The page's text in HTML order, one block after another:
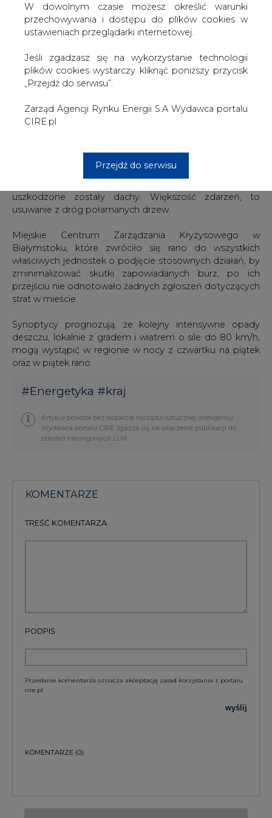
W dowolnym czasie możesz określić warunki
przechowywania i dostępu do plików cookies w
ustawieniach przeglądarki internetowej.
Jeśli zgadzasz się na wykorzystanie technologii
plików cookies wystarczy kliknąć poniższy przycisk
„Przejdź do serwisu”.
Zarząd Agencji Rynku Energii S.A Wydawca portalu
CIRE.pl
Przejdź do serwisu
Wyłączenia dotyczą głównie powiatów: sokólskiego,
białostockiego, bielskiego, wysokomazowieckiego i
informowali już wcześniej energetycy - były połamane
słupy energetyczne oraz drzewa powalone na linie
energetyczne.
Energetycy pracują w terenie. Kosicka powiedziała, że
większość awarii powinna być usunięta do późnych
zdarzeń związanych z burzami; nikt nie ucierpiał. Strażacy
uszkodzone zostały dachy. Większość zdarzeń, to
usuwanie z dróg połamanych drzew.
Miejskie Centrum Zarządzania Kryzysowego w
Białymstoku, które zwróciło się rano do wszystkich
właściwych jednostek o podjęcie stosownych działań, by
zminimalizować skutki zapowiadanych burz, po ich
przejściu nie odnotowało żadnych zgłoszeń dotyczących
strat w mieście.
Synoptycy prognozują, że kolejny intensywne opady
deszczu, lokalnie z gradem i wiatrem o sile do 80 km/h,
mogą wystąpić w regionie w nocy z czwartku na piątek
oraz w piątek rano.
#Energetyka #kraj
Artykuł powstał bez wsparcia narzędzi sztucznej inteligencji.
Wydawca portalu CIRE zgadza się na włączenie publikacji do
szkoleń treningowych LLM.
KOMENTARZE
TREŚĆ KOMENTARZA
PODPIS
Przesłanie komentarza oznacza akceptację zasad korzystania z portalu
cire.pl
wyślij
KOMENTARZE (0)